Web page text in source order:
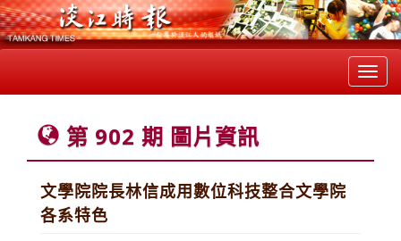
第 902 期 圖片資訊
文學院院長林信成用數位科技整合文學院
各系特色